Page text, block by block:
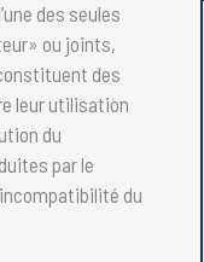
des seules
ou joints,
des
leur utilisation
du
par le
du